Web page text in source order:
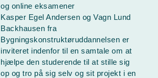
og online eksamener
Kasper Egel Andersen og Vagn Lund
Backhausen fra
Bygningskonstruktøruddannelsen er
inviteret indenfor til en samtale om at
hjælpe den studerende til at stille sig
op og tro på sig selv og sit projekt i en